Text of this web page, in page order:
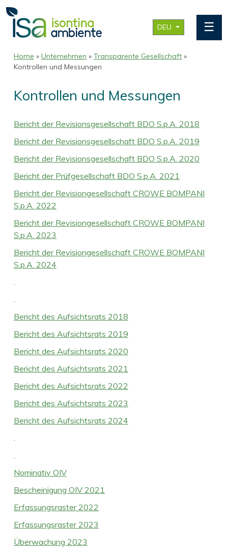
DEU ☰
Home » Unternehmen » Transparente Gesellschaft »
Kontrollen und Messungen
Kontrollen und Messungen
Bericht der Revisionsgesellschaft BDO S.p.A. 2018
Bericht der Revisionsgesellschaft BDO S.p.A. 2019
Bericht der Revisionsgesellschaft BDO S.p.A. 2020
Bericht der Prüfgesellschaft BDO S.p.A. 2021
Bericht der Revisiongesellschaft CROWE BOMPANI
S.p.A. 2022
Bericht der Revisiongesellschaft CROWE BOMPANI
S.p.A. 2023
Bericht der Revisiongesellschaft CROWE BOMPANI
S.p.A. 2024
Bericht des Aufsichtsrats 2018
Bericht des Aufsichtsrats 2019
Bericht des Aufsichtsrats 2020
Bericht des Aufsichtsrats 2021
Bericht des Aufsichtsrats 2022
Bericht des Aufsichtsrats 2023
Bericht des Aufsichtsrats 2024
Nominativ OIV
Bescheinigung OIV 2021
Erfassungsraster 2022
Erfassungsraster 2023
Überwachung 2023